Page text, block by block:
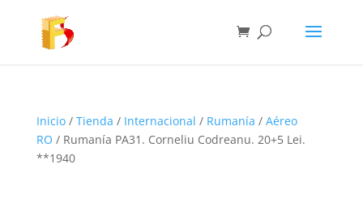
Inicio/ Tienda / Internacional / Rumanía / Aéreo
RO / Rumanía PA31. Corneliu Codreanu. 20+5 Lei.
**1940